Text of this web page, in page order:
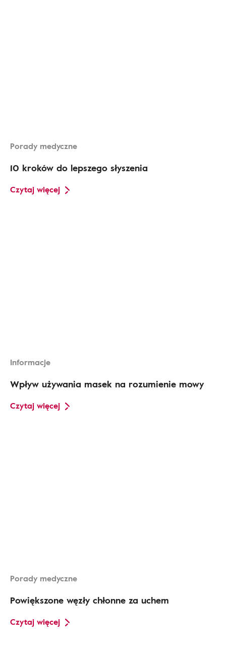
Porady medyczne
10 kroków do lepszego słyszenia
Czytaj więcej
Informacje
Wpływ używania masek na rozumienie mowy
Czytaj więcej
Porady medyczne
Powiększone węzły chłonne za uchem
Czytaj więcej